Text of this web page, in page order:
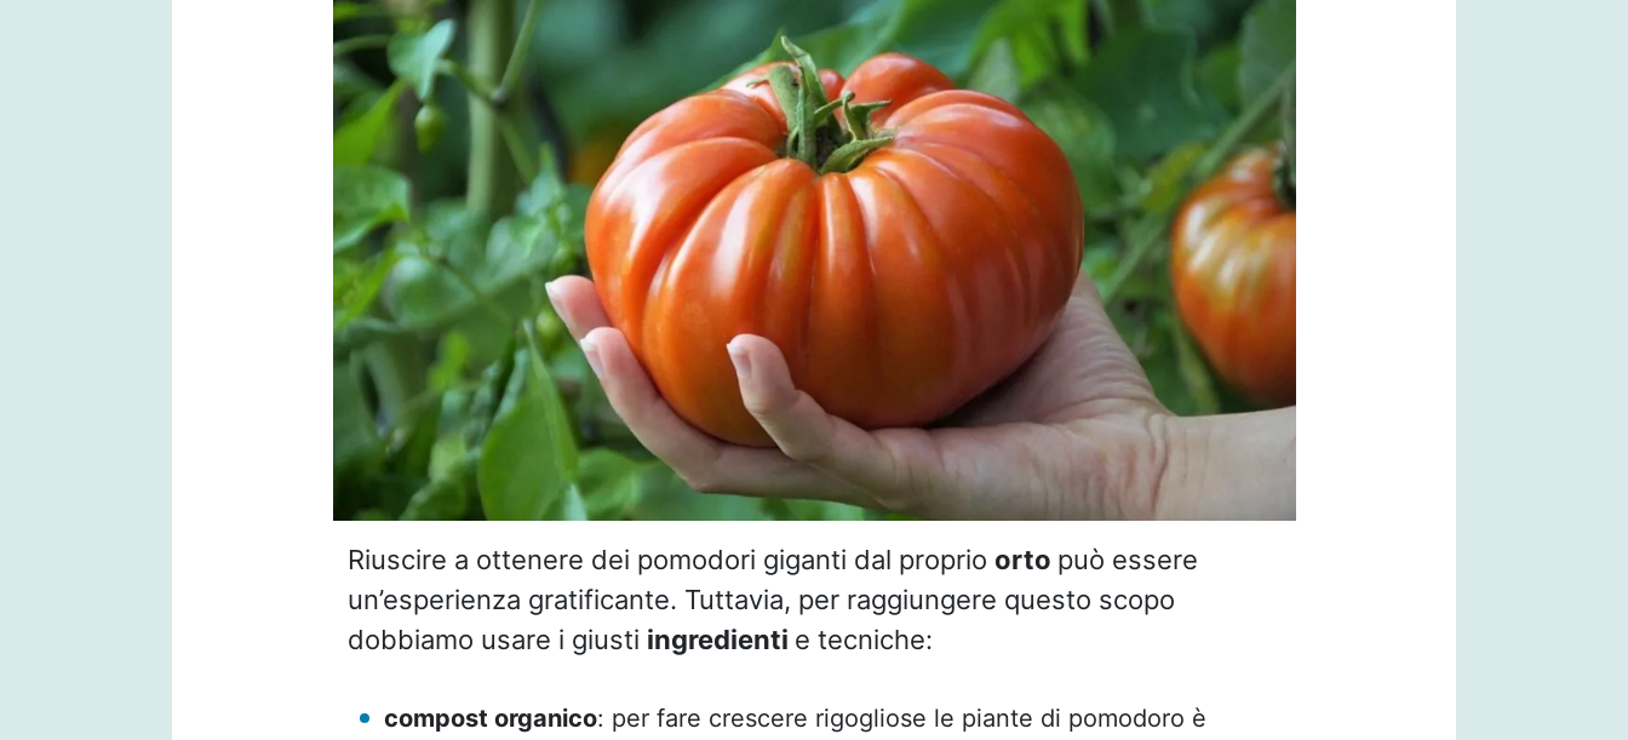
Riuscire a ottenere dei pomodori giganti dal proprio orto può essere
un’esperienza gratificante. Tuttavia, per raggiungere questo scopo
dobbiamo usare i giusti ingredienti e tecniche:
compost organico: per fare crescere rigogliose le piante di pomodoro è